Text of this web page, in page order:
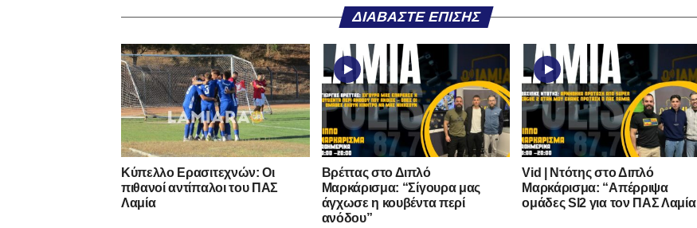
ΔΙΑΒΆΣΤΕ ΕΠΊΣΗΣ
Κύπελλο Ερασιτεχνών: Οι
πιθανοί αντίπαλοι του ΠΑΣ
Λαμία
Βρέττας στο Διπλό
Μαρκάρισμα: “Σίγουρα μας
άγχωσε η κουβέντα περί
ανόδου”
Vid | Ντότης στο Διπλό
Μαρκάρισμα: “Απέρριψα
ομάδες Sl2 για τον ΠΑΣ Λαμία